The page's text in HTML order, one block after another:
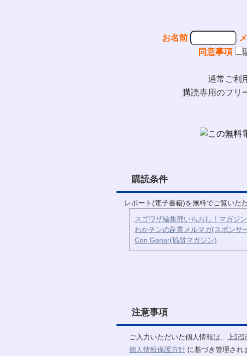
お名前
同意事項
通常ご利
購読専用のフリ
購読条件
レポート(電子書籍)を無料でご覧いた
スゴワザ編集部いちおし！マガジ
わかチンの副業メルマガ(スポンサ
Con Ganar(協賛マガジン)
注意事項
ご入力いただいた個人情報は、上記
個人情報保護方針 に基づき管理され